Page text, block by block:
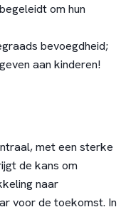
om hun
bevoegdheid;
aan kinderen!
met een sterke
de kans om
naar
voor de toekomst. In